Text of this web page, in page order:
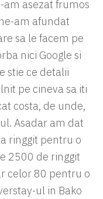
am asezat frumos
am afundat
sa le facem pe
nici Google si
stie ce detalii
pe cineva sa iti
costa, de unde,
Asadar am dat
ringgit pentru o
2500 de ringgit
celor 80 pentru o
ul in Bako